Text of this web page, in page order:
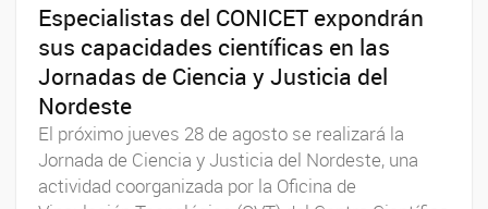
Especialistas del CONICET expondrán
sus capacidades científicas en las
Jornadas de Ciencia y Justicia del
Nordeste
El próximo jueves 28 de agosto se realizará la
Jornada de Ciencia y Justicia del Nordeste, una
actividad coorganizada por la Oficina de